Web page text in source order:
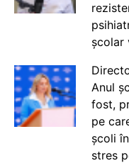
școlar
Anul
fost,
pe
școli
stres